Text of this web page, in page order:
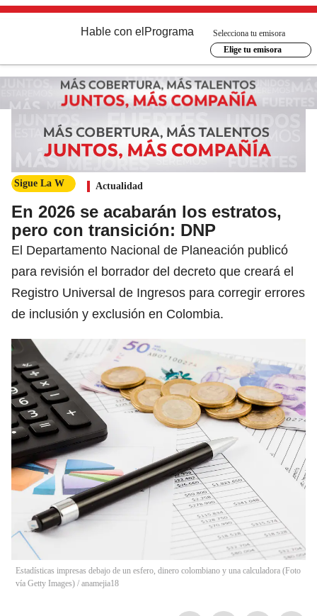
Hable con el Programa
Selecciona tu emisora
Elige tu emisora
Sigue La W Actualidad
En 2026 se acabarán los estratos,
pero con transición: DNP
El Departamento Nacional de Planeación publicó
para revisión el borrador del decreto que creará el
Registro Universal de Ingresos para corregir errores
de inclusión y exclusión en Colombia.
Estadísticas impresas debajo de un esfero, dinero colombiano y una calculadora (Foto
vía Getty Images) / anamejia18